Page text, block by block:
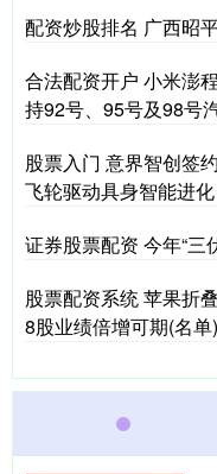
配资炒股排名 广西昭
合法配资开户 小米澎
持92号、95号及98号
股票入门 意界智创签
飞轮驱动具身智能进化
证券股票配资 今年“三
股票配资系统 苹果折
8股业绩倍增可期(名单)